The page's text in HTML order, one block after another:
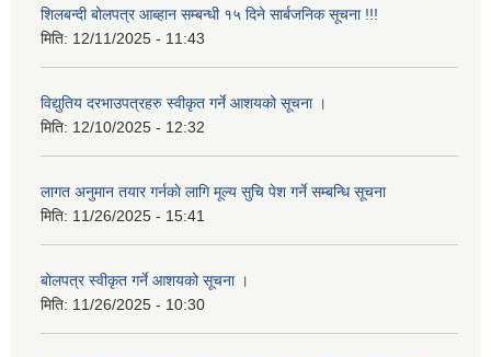
शिलबन्दी बोलपत्र आब्हान सम्बन्धी १५ दिने सार्बजनिक सूचना !!!
मिति: 12/11/2025 - 11:43
विद्युतिय दरभाउपत्रहरु स्वीकृत गर्ने आशयको सूचना ।
मिति: 12/10/2025 - 12:32
लागत अनुमान तयार गर्नकाे लागि मूल्य सुचि पेश गर्ने सम्बन्धि सूचना
मिति: 11/26/2025 - 15:41
बोलपत्र स्वीकृत गर्ने आशयको सूचना ।
मिति: 11/26/2025 - 10:30